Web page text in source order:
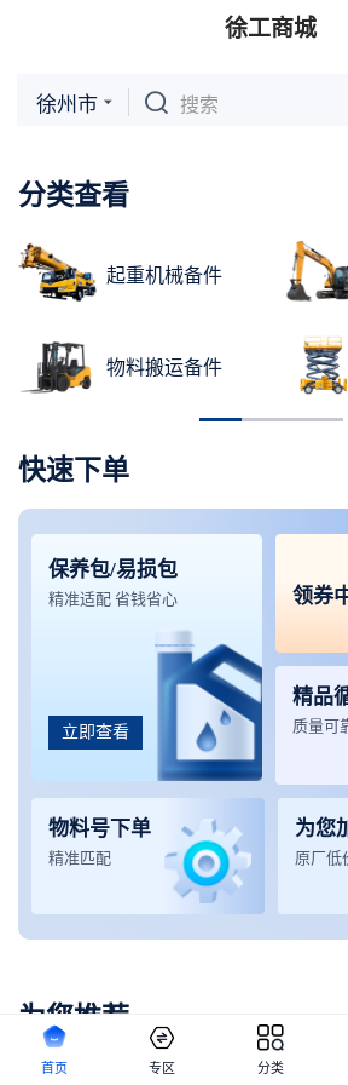
徐工商城
徐州市 搜索
分类查看
起重机械备件
物料搬运备件
快速下单
保养包/易损包
精准适配 省钱省心
立即查看
领券
精品
质量可
物料号下单
精准匹配
为您
原厂低
为您推荐
首页 专区 分类